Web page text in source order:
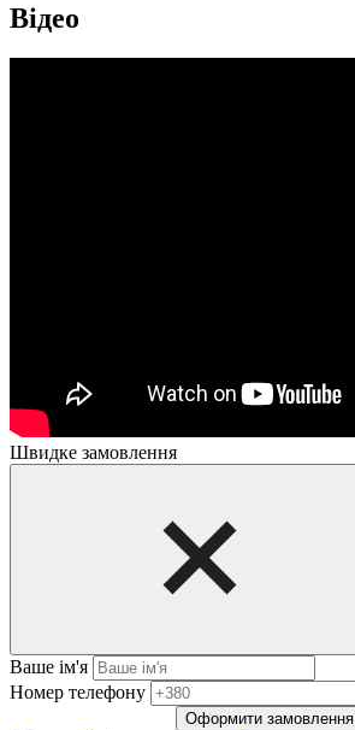
Відео
Швидке замовлення
Ваше ім'я
Нoмep тeлeфoнy
Оформити замовлення